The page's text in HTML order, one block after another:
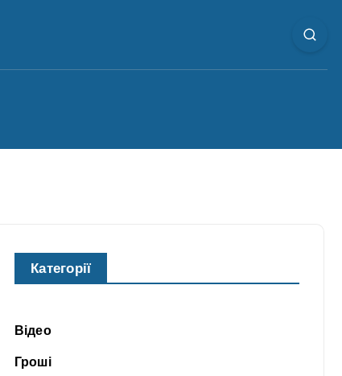
Категорії
Відео
Гроші